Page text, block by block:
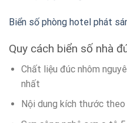
Biển số phòng hotel phát
Quy cách biển số nhà
Chất liệu đúc nhôm
nhất
Nội dung kích thước